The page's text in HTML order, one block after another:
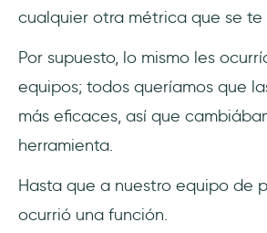
cualquier otra métrica que se te
Por supuesto, lo mismo les
equipos; todos queríamos que
más eficaces, así que
herramienta.
Hasta que a nuestro equipo de
ocurrió una función.